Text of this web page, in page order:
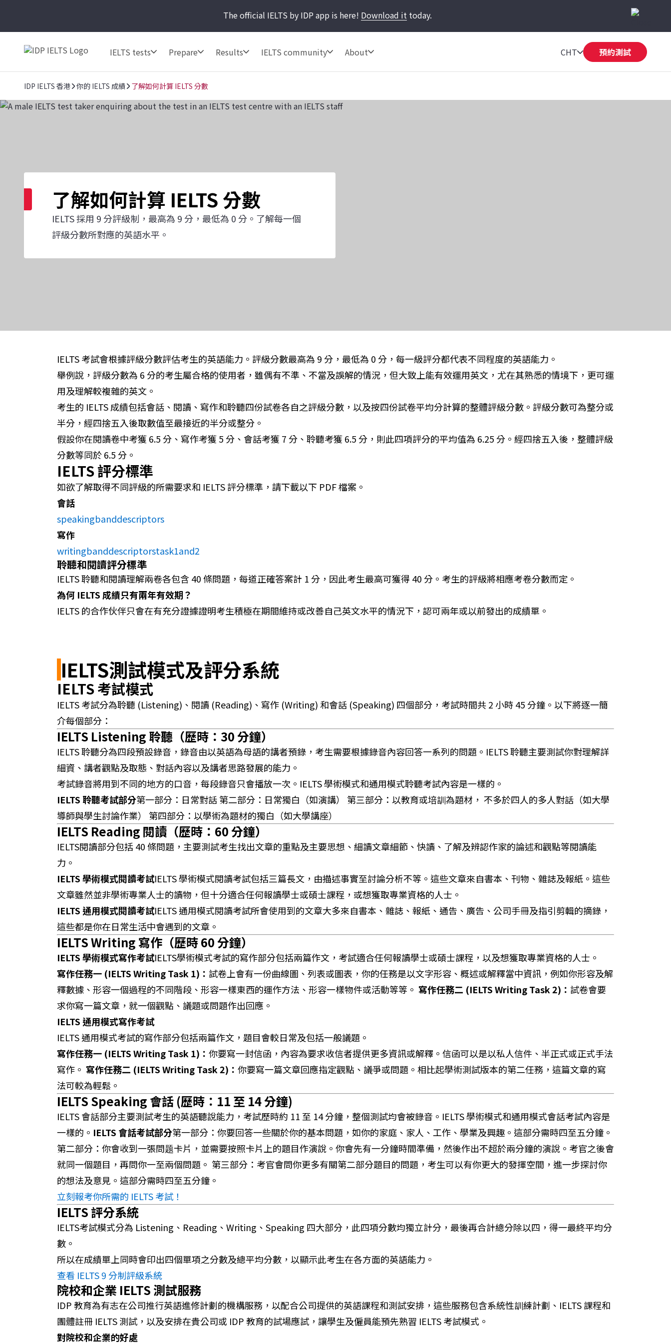
The official IELTS by IDP app is here! Download it today.
IELTS tests Prepare Results IELTS community About CHT 預約測試
IDP IELTS 香港 你的 IELTS 成績 了解如何計算 IELTS 分數
了解如何計算 IELTS 分數
IELTS 採用 9 分評級制，最高為 9 分，最低為 0 分。了解每一個
評級分數所對應的英語水平。
IELTS 考試會根據評級分數評估考生的英語能力。評級分數最高為 9 分，最低為 0 分，每一級評分都代表不同程度的英語能力。
舉例說，評級分數為 6 分的考生屬合格的使用者，雖偶有不準、不當及誤解的情況，但大致上能有效運用英文，尤在其熟悉的情境下，更可運
用及理解較複雜的英文。
考生的 IELTS 成績包括會話、閱讀、寫作和聆聽四份試卷各自之評級分數，以及按四份試卷平均分計算的整體評級分數。評級分數可為整分或
半分，經四捨五入後取數值至最接近的半分或整分。
假設你在閱讀卷中考獲 6.5 分、寫作考獲 5 分、會話考獲 7 分、聆聽考獲 6.5 分，則此四項評分的平均值為 6.25 分。經四捨五入後，整體評級
分數等同於 6.5 分。
IELTS 評分標準
如欲了解取得不同評級的所需要求和 IELTS 評分標準，請下載以下 PDF 檔案。
會話
speakingbanddescriptors
寫作
writingbanddescriptorstask1and2
聆聽和閱讀評分標準
IELTS 聆聽和閱讀理解兩卷各包含 40 條問題，每道正確答案計 1 分，因此考生最高可獲得 40 分。考生的評級將相應考卷分數而定。
為何 IELTS 成績只有兩年有效期？
IELTS 的合作伙伴只會在有充分證據證明考生積極在期間維持或改善自己英文水平的情況下，認可兩年或以前發出的成績單。
IELTS測試模式及評分系統
IELTS 考試模式
IELTS 考試分為聆聽 (Listening)、閱讀 (Reading)、寫作 (Writing) 和會話 (Speaking) 四個部分，考試時間共 2 小時 45 分鐘。以下將逐一簡
介每個部分：
IELTS Listening 聆聽 （歷時：30 分鐘）
IELTS 聆聽分為四段預設錄音，錄音由以英語為母語的講者預錄，考生需要根據錄音內容回答一系列的問題。IELTS 聆聽主要測試你對理解詳
細資、講者觀點及取態、對話內容以及講者思路發展的能力。
考試錄音將用到不同的地方的口音，每段錄音只會播放一次。IELTS 學術模式和通用模式聆聽考試內容是一樣的。
IELTS 聆聽考試部分第一部分：日常對話 第二部分：日常獨白（如演講） 第三部分：以教育或培訓為題材， 不多於四人的多人對話（如大學
導師與學生討論作業） 第四部分：以學術為題材的獨白（如大學講座）
IELTS Reading 閱讀 （歷時：60 分鐘）
IELTS閱讀部分包括 40 條問題，主要測試考生找出文章的重點及主要思想、細讀文章細節、快讀、了解及辨認作家的論述和觀點等閱讀能
力。
IELTS 學術模式閱讀考試IELTS 學術模式閱讀考試包括三篇長文，由描述事實至討論分析不等。這些文章來自書本、刊物、雜誌及報紙。這些
文章雖然並非學術專業人士的讀物，但十分適合任何報讀學士或碩士課程，或想獲取專業資格的人士。
IELTS 通用模式閱讀考試IELTS 通用模式閱讀考試所會使用到的文章大多來自書本、雜誌、報紙、通告、廣告、公司手冊及指引剪輯的摘錄，
這些都是你在日常生活中會遇到的文章。
IELTS Writing 寫作 （歷時 60 分鐘）
IELTS 學術模式寫作考試IELTS學術模式考試的寫作部分包括兩篇作文，考試適合任何報讀學士或碩士課程，以及想獲取專業資格的人士。
寫作任務一 (IELTS Writing Task 1)： 試卷上會有一份曲線圖、列表或圖表，你的任務是以文字形容、概述或解釋當中資訊，例如你形容及解
釋數據、形容一個過程的不同階段、形容一樣東西的運作方法、形容一樣物件或活動等等。 寫作任務二 (IELTS Writing Task 2)： 試卷會要
求你寫一篇文章，就一個觀點、議題或問題作出回應。
IELTS 通用模式寫作考試
IELTS 通用模式考試的寫作部分包括兩篇作文，題目會較日常及包括一般議題。
寫作任務一 (IELTS Writing Task 1)： 你要寫一封信函，內容為要求收信者提供更多資訊或解釋。信函可以是以私人信件、半正式或正式手法
寫作。 寫作任務二 (IELTS Writing Task 2)： 你要寫一篇文章回應指定觀點、議爭或問題。相比起學術測試版本的第二任務，這篇文章的寫
法可較為輕鬆。
IELTS Speaking 會話 (歷時：11 至 14 分鐘)
IELTS 會話部分主要測試考生的英語聽說能力，考試歷時約 11 至 14 分鐘，整個測試均會被錄音。IELTS 學術模式和通用模式會話考試內容是
一樣的。 IELTS 會話考試部分第一部分：你要回答一些關於你的基本問題，如你的家庭、家人、工作、學業及興趣。這部分需時四至五分鐘。
第二部分：你會收到一張問题卡片，並需要按照卡片上的題目作演說。你會先有一分鐘時間準備，然後作出不超於兩分鐘的演說。考官之後會
就同一個題目，再問你一至兩個問題。 第三部分：考官會問你更多有關第二部分題目的問題，考生可以有你更大的發揮空間，進一步探討你
的想法及意見。這部分需時四至五分鐘。
立刻報考你所需的 IELTS 考試！
IELTS 評分系統
IELTS考試模式分為 Listening、Reading、Writing、Speaking 四大部分，此四項分數均獨立計分，最後再合計總分除以四，得一最終平均分
數。
所以在成績單上同時會印出四個單項之分數及總平均分數，以顯示此考生在各方面的英語能力。
查看 IELTS 9 分制評級系統
院校和企業 IELTS 測試服務
IDP 教育為有志在公司推行英語進修計劃的機構服務，以配合公司提供的英語課程和測試安排，這些服務包含系統性訓練計劃、IELTS 課程和
團體註冊 IELTS 測試，以及安排在貴公司或 IDP 教育的試場應試，讓學生及僱員能預先熟習 IELTS 考試模式。
對院校和企業的好處